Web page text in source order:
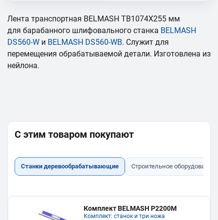
Лента транспортная BELMASH TB1074X255 мм
для барабанного шлифовального станка BELMASH
DS560-W и BELMASH DS560-WB. Служит для
перемещения обрабатываемой детали. Изготовлена из
нейлона.
С этим товаром покупают
Станки деревообрабатывающие Строительное оборудование
Комплект BELMASH P2200M
Комплект: станок и три ножа